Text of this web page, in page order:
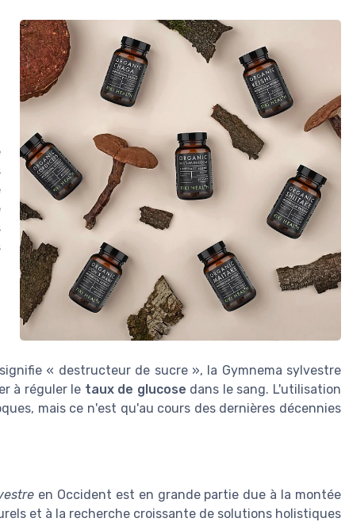
« destructeur de sucre », la Gymnema sylvestre
à réguler le taux de glucose dans le sang. L'utilisation
mais ce n'est qu'au cours des dernières décennies
en Occident est en grande partie due à la montée
et à la recherche croissante de solutions holistiques